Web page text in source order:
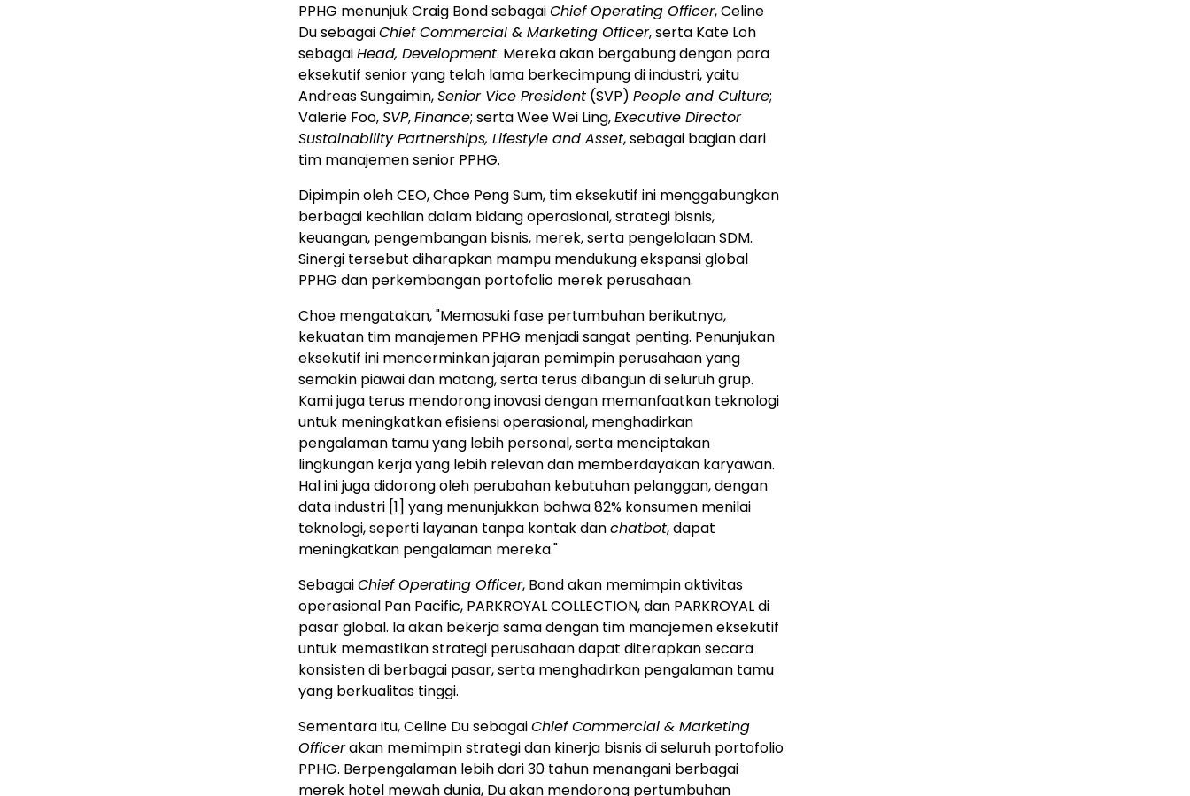
PPHG menunjuk Craig Bond sebagaiChief Operating Officer, Celine
Du sebagaiChief Commercial & Marketing Officer, serta Kate Loh
sebagaiHead, Development. Mereka akan bergabung dengan para
eksekutif senior yang telah lama berkecimpung di industri, yaitu
Andreas Sungaimin,Senior Vice President (SVP) People and Culture;
Valerie Foo,SVP,Finance; serta Wee Wei Ling,Executive Director
Sustainability Partnerships, Lifestyle and Asset, sebagai bagian dari
tim manajemen senior PPHG.
Dipimpin oleh CEO, Choe Peng Sum, tim eksekutif ini menggabungkan
berbagai keahlian dalam bidang operasional, strategi bisnis,
keuangan, pengembangan bisnis, merek, serta pengelolaan SDM.
Sinergi tersebut diharapkan mampu mendukung ekspansi global
PPHG dan perkembangan portofolio merek perusahaan.
Choe mengatakan, "Memasuki fase pertumbuhan berikutnya,
kekuatan tim manajemen PPHG menjadi sangat penting. Penunjukan
eksekutif ini mencerminkan jajaran pemimpin perusahaan yang
semakin piawai dan matang, serta terus dibangun di seluruh grup.
Kami juga terus mendorong inovasi dengan memanfaatkan teknologi
untuk meningkatkan efisiensi operasional, menghadirkan
pengalaman tamu yang lebih personal, serta menciptakan
lingkungan kerja yang lebih relevan dan memberdayakan karyawan.
Hal ini juga didorong oleh perubahan kebutuhan pelanggan, dengan
data industri [1] yang menunjukkan bahwa 82% konsumen menilai
teknologi, seperti layanan tanpa kontak danchatbot, dapat
meningkatkan pengalaman mereka."
SebagaiChief Operating Officer, Bond akan memimpin aktivitas
operasional Pan Pacific, PARKROYAL COLLECTION, dan PARKROYAL di
pasar global. Ia akan bekerja sama dengan tim manajemen eksekutif
untuk memastikan strategi perusahaan dapat diterapkan secara
konsisten di berbagai pasar, serta menghadirkan pengalaman tamu
yang berkualitas tinggi.
Sementara itu, Celine Du sebagaiChief Commercial & Marketing
Officerakan memimpin strategi dan kinerja bisnis di seluruh portofolio
PPHG. Berpengalaman lebih dari 30 tahun menangani berbagai
merek hotel mewah dunia, Du akan mendorong pertumbuhan